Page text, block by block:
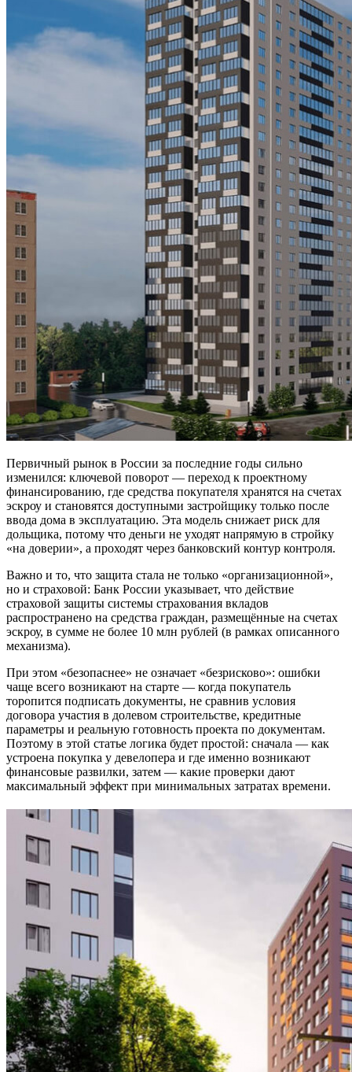
Первичный рынок в России за последние годы сильно
изменился: ключевой поворот — переход к проектному
финансированию, где средства покупателя хранятся на счетах
эскроу и становятся доступными застройщику только после
ввода дома в эксплуатацию. Эта модель снижает риск для
дольщика, потому что деньги не уходят напрямую в стройку
«на доверии», а проходят через банковский контур контроля.
Важно и то, что защита стала не только «организационной»,
но и страховой: Банк России указывает, что действие
страховой защиты системы страхования вкладов
распространено на средства граждан, размещённые на счетах
эскроу, в сумме не более 10 млн рублей (в рамках описанного
механизма).
При этом «безопаснее» не означает «безрисково»: ошибки
чаще всего возникают на старте — когда покупатель
торопится подписать документы, не сравнив условия
договора участия в долевом строительстве, кредитные
параметры и реальную готовность проекта по документам.
Поэтому в этой статье логика будет простой: сначала — как
устроена покупка у девелопера и где именно возникают
финансовые развилки, затем — какие проверки дают
максимальный эффект при минимальных затратах времени.